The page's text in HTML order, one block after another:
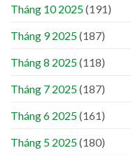
Tháng 10 2025(191)
Tháng 9 2025(187)
Tháng 8 2025(118)
Tháng 7 2025(187)
Tháng 6 2025(161)
Tháng 5 2025(180)